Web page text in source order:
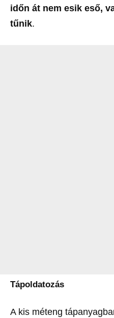
időn át nem esik eső,
tűnik.
Tápoldatozás
A kis méteng